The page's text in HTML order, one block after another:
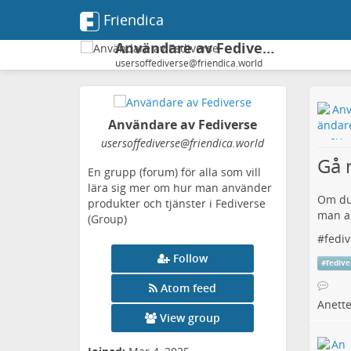
Friendica
Användare av Fediverse
usersoffediverse@friendica.world
Användare av Fediverse
usersoffediverse@friendica.world
En grupp (forum) för alla som vill
lära sig mer om hur man använder
produkter och tjänster i Fediverse
(Group)
Follow
Atom feed
View group
Gå
Om
man
#
#